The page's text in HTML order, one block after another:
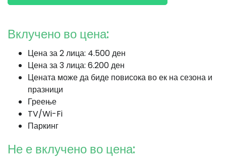
Вклучено во цена:
Цена за 2 лица: 4.500 ден
Цена за 3 лица: 6.200 ден
Цената може да биде повисока во ек на сезона и
празници
Греење
TV/Wi-Fi
Паркинг
Не е вклучено во цена: